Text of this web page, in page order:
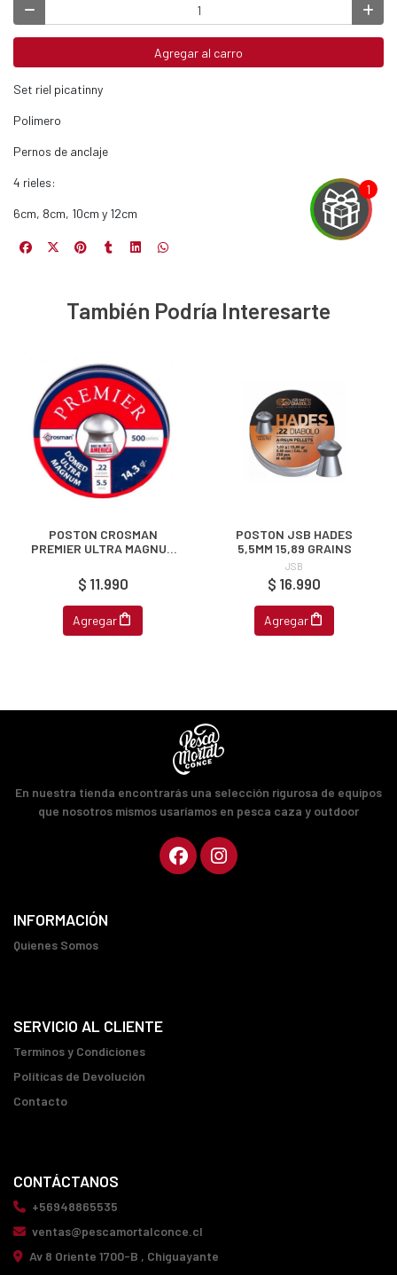
correo y
premios
JUGAR
Agregar al carro
Set riel picatinny
Polimero
Pernos de anclaje
4 rieles:
6cm, 8cm, 10cm y 12cm
También Podría Interesarte
POSTON CROSMAN
PREMIER ULTRA MAGNUM
$ 11.990
Agregar
POSTON JSB HADES
5,5MM 15,89 GRAINS
JSB
$ 16.990
Agregar
En nuestra tienda encontrarás una selección rigurosa de equipos
que nosotros mismos usaríamos en pesca caza y outdoor
INFORMACIÓN
Quienes Somos
SERVICIO AL CLIENTE
Terminos y Condiciones
Políticas de Devolución
Contacto
CONTÁCTANOS
+56948865535
ventas@pescamortalconce.cl
Av 8 Oriente 1700-B , Chiguayante